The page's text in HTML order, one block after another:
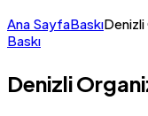
Ana SayfaBaskıDenizli
Baskı
Denizli